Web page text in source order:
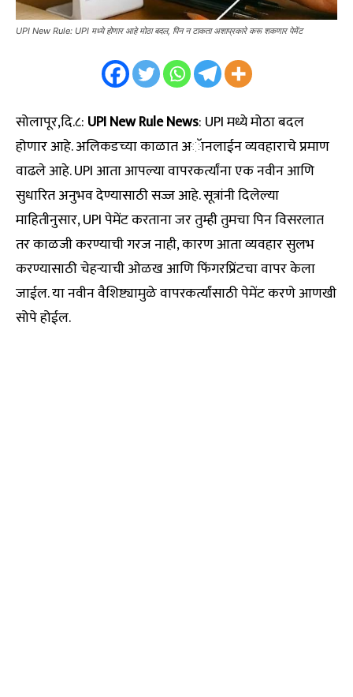
UPI New Rule: UPI मध्ये होणार आहे मोठा बदल, पिन न टाकता अशाप्रकारे करू शकणार पेमेंट
सोलापूर,दि.८: UPI New RuleNews: UPI मध्ये मोठा बदल
होणार आहे. अलिकडच्या काळात अॅानलाईन व्यवहाराचे प्रमाण
वाढले आहे. UPI आता आपल्या वापरकर्त्यांना एक नवीन आणि
सुधारित अनुभव देण्यासाठी सज्ज आहे. सूत्रांनी दिलेल्या
माहितीनुसार, UPI पेमेंट करताना जर तुम्ही तुमचा पिन विसरलात
तर काळजी करण्याची गरज नाही, कारण आता व्यवहार सुलभ
करण्यासाठी चेहऱ्याची ओळख आणि फिंगरप्रिंटचा वापर केला
जाईल. या नवीन वैशिष्ट्यामुळे वापरकर्त्यांसाठी पेमेंट करणे आणखी
सोपे होईल.